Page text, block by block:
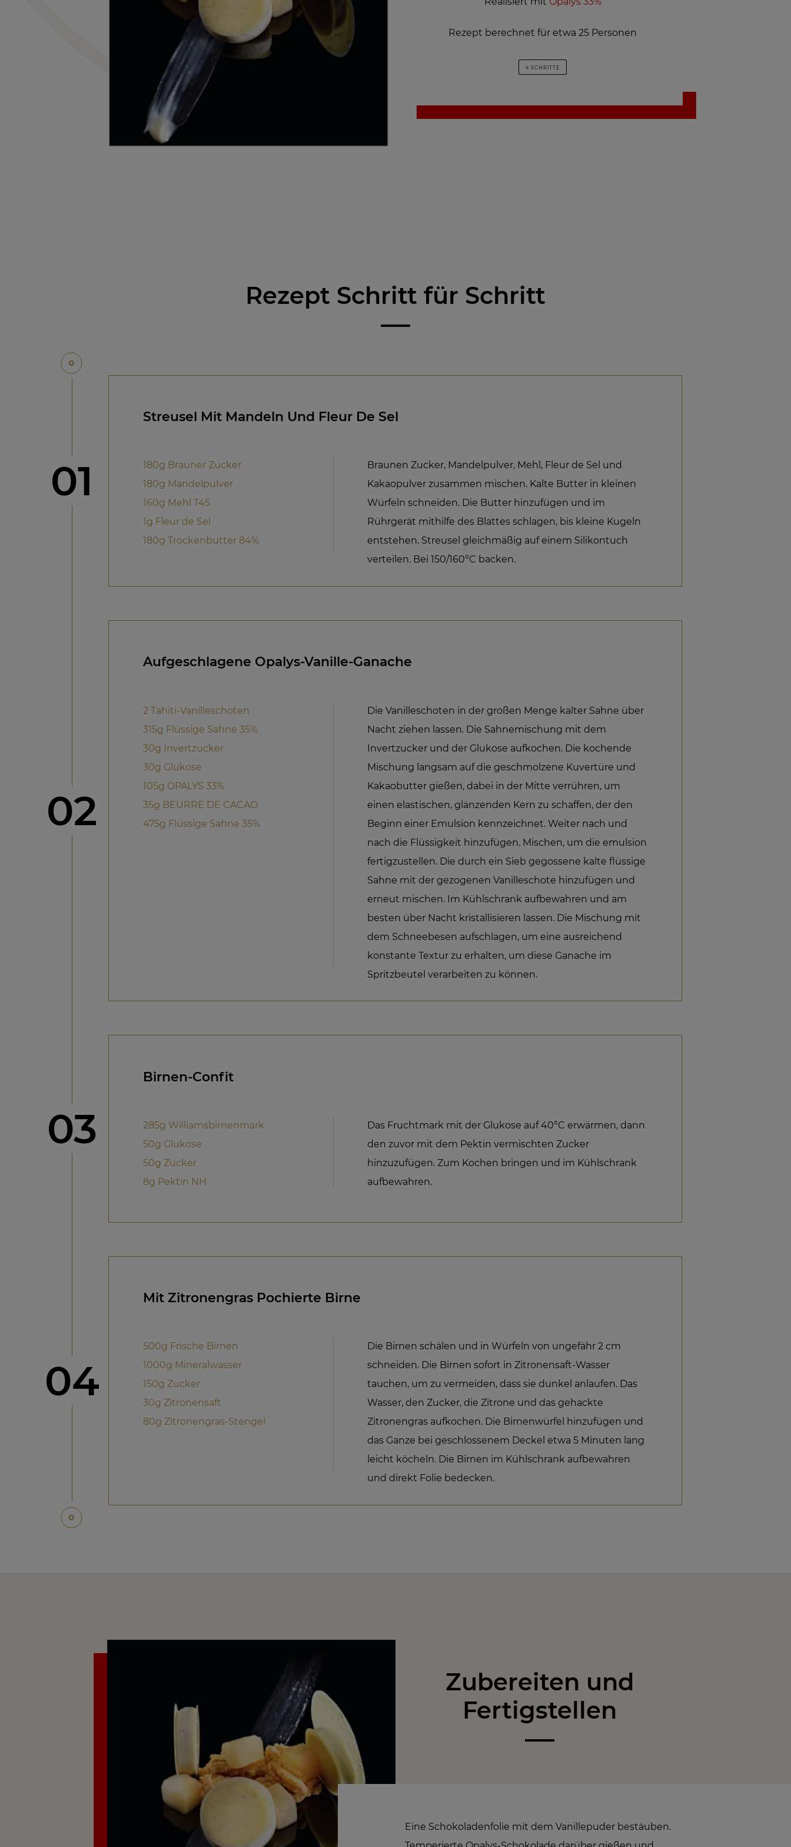
Rezept berechnet für etwa 25 Personen
4 SCHRITTE
Rezept Schritt für Schritt
Schritt
01
Streusel Mit Mandeln Und Fleur De Sel
180g Brauner Zucker
180g Mandelpulver
160g Mehl T45
1g Fleur de Sel
180g Trockenbutter 84%
Braunen Zucker, Mandelpulver, Mehl, Fleur de Sel und
Kakaopulver zusammen mischen. Kalte Butter in kleinen
Würfeln schneiden. Die Butter hinzufügen und im
Rührgerät mithilfe des Blattes schlagen, bis kleine Kugeln
entstehen. Streusel gleichmäßig auf einem Silikontuch
verteilen. Bei 150/160°C backen.
Schritt
02
Aufgeschlagene Opalys-Vanille-Ganache
2 Tahiti-Vanilleschoten
315g Flüssige Sahne 35%
30g Invertzucker
30g Glukose
105g OPALYS 33%
35g BEURRE DE CACAO
475g Flüssige Sahne 35%
Die Vanilleschoten in der großen Menge kalter Sahne über
Nacht ziehen lassen. Die Sahnemischung mit dem
Invertzucker und der Glukose aufkochen. Die kochende
Mischung langsam auf die geschmolzene Kuvertüre und
Kakaobutter gießen, dabei in der Mitte verrühren, um
einen elastischen, glänzenden Kern zu schaffen, der den
Beginn einer Emulsion kennzeichnet. Weiter nach und
nach die Flüssigkeit hinzufügen. Mischen, um die emulsion
fertigzustellen. Die durch ein Sieb gegossene kalte flüssige
Sahne mit der gezogenen Vanilleschote hinzufügen und
erneut mischen. Im Kühlschrank aufbewahren und am
besten über Nacht kristallisieren lassen. Die Mischung mit
dem Schneebesen aufschlagen, um eine ausreichend
konstante Textur zu erhalten, um diese Ganache im
Spritzbeutel verarbeiten zu können.
Schritt
03
Birnen-Confit
285g Williamsbirnenmark
50g Glukose
50g Zucker
8g Pektin NH
Das Fruchtmark mit der Glukose auf 40°C erwärmen, dann
den zuvor mit dem Pektin vermischten Zucker
hinzuzufügen. Zum Kochen bringen und im Kühlschrank
aufbewahren.
Schritt
04
Mit Zitronengras Pochierte Birne
500g Frische Birnen
1000g Mineralwasser
150g Zucker
30g Zitronensaft
80g Zitronengras-Stengel
Die Birnen schälen und in Würfeln von ungefähr 2 cm
schneiden. Die Birnen sofort in Zitronensaft-Wasser
tauchen, um zu vermeiden, dass sie dunkel anlaufen. Das
Wasser, den Zucker, die Zitrone und das gehackte
Zitronengras aufkochen. Die Birnenwürfel hinzufügen und
das Ganze bei geschlossenem Deckel etwa 5 Minuten lang
leicht köcheln. Die Birnen im Kühlschrank aufbewahren
und direkt Folie bedecken.
Zubereiten und
Fertigstellen
Eine Schokoladenfolie mit dem Vanillepuder bestäuben.